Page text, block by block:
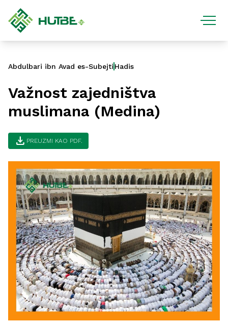
Abdulbari ibn Avad es-Subejti Hadis
Važnost zajedništva
muslimana (Medina)
download PREUZMI KAO PDF.